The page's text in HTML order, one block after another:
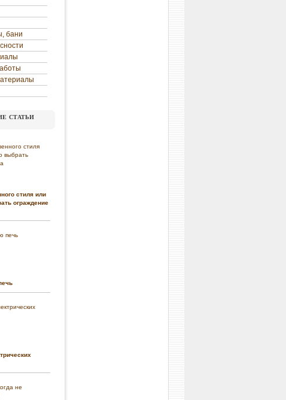
бани
статьи
стиля или
ограждение